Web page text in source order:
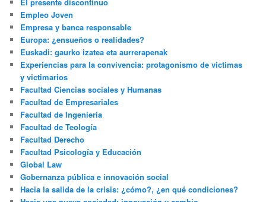
Empleo Joven
Empresa y banca responsable
Europa: ¿ensueños o realidades?
Euskadi: gaurko izatea eta aurrerapenak
Experiencias para la convivencia: protagonismo de víctimas
y victimarios
Facultad Ciencias sociales y Humanas
Facultad de Empresariales
Facultad de Ingeniería
Facultad de Teología
Facultad Derecho
Facultad Psicología y Educación
Global Law
Gobernanza pública e innovación social
Hacia la salida de la crisis: ¿cómo?, ¿en qué condiciones?